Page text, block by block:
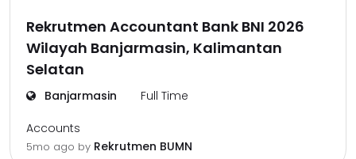
Rekrutmen Accountant Bank BNI 2026
Wilayah Banjarmasin, Kalimantan
Selatan
Banjarmasin Full Time
Accounts
5mo ago by Rekrutmen BUMN